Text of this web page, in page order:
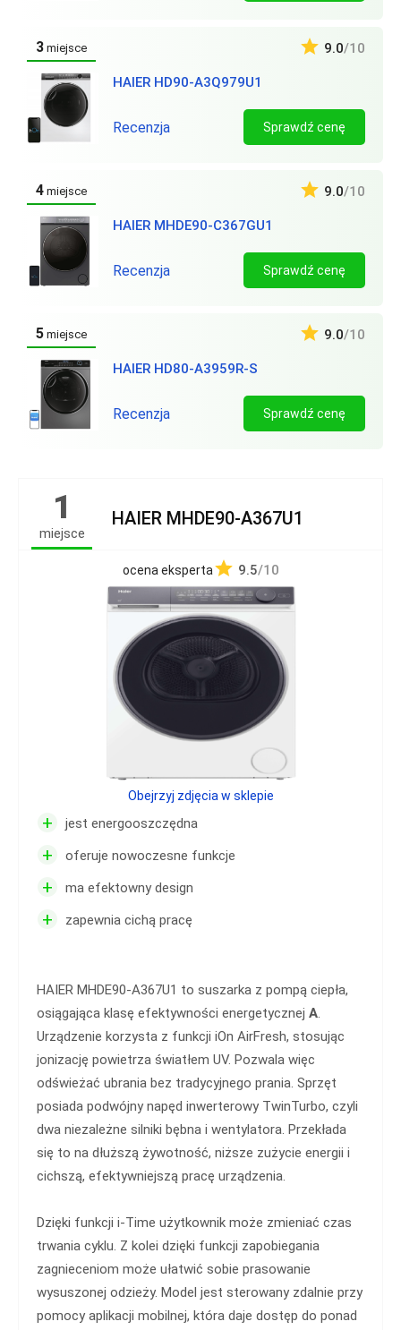
3 miejsce
HAIER HD90-A3Q979U1
9.0/10
Recenzja Sprawdź cenę
4 miejsce
HAIER MHDE90-C367GU1
9.0/10
Recenzja Sprawdź cenę
5 miejsce
HAIER HD80-A3959R-S
9.0/10
Recenzja Sprawdź cenę
1
miejsce
HAIER MHDE90-A367U1
ocena eksperta 9.5/10
+ jest energooszczędna
+ oferuje nowoczesne funkcje
+ ma efektowny design
+ zapewnia cichą pracę
HAIER MHDE90-A367U1 to suszarka z pompą ciepła,
osiągająca klasę efektywności energetycznej A.
Urządzenie korzysta z funkcji iOn AirFresh, stosując
jonizację powietrza światłem UV. Pozwala więc
odświeżać ubrania bez tradycyjnego prania. Sprzęt
posiada podwójny napęd inwerterowy TwinTurbo, czyli
dwa niezależne silniki bębna i wentylatora. Przekłada
się to na dłuższą żywotność, niższe zużycie energii i
cichszą, efektywniejszą pracę urządzenia.
Dzięki funkcji i-Time użytkownik może zmieniać czas
trwania cyklu. Z kolei dzięki funkcji zapobiegania
zagnieceniom może ułatwić sobie prasowanie
wysuszonej odzieży. Model jest sterowany zdalnie przy
pomocy aplikacji mobilnej, która daje dostęp do ponad
Obejrzyj zdjęcia w sklepie